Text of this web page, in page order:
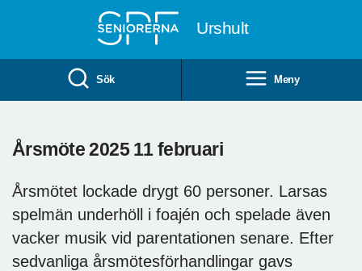
Urshult
Sök Meny
Årsmöte 2025 11 februari
Årsmötet lockade drygt 60 personer. Larsas
spelmän underhöll i foajén och spelade även
vacker musik vid parentationen senare. Efter
sedvanliga årsmötesförhandlingar gavs